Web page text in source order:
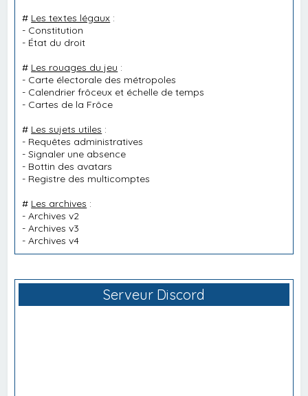
# Les textes légaux :
- Constitution
- État du droit
# Les rouages du jeu :
- Carte électorale des métropoles
- Calendrier frôceux et échelle de temps
- Cartes de la Frôce
# Les sujets utiles :
- Requêtes administratives
-Signaler une absence
- Bottin des avatars
- Registre des multicomptes
# Les archives :
-Archives v2
-Archives v3
-Archives v4
Serveur Discord